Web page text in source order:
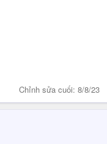
Chỉnh sửa cuối: 8/8/23